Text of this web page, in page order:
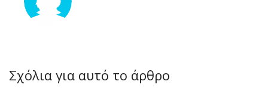
Σχόλια για αυτό το άρθρο